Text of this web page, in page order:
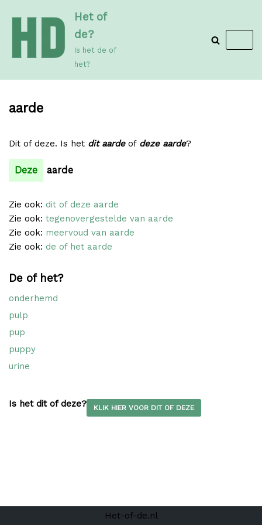
de
inhoud
Het of
de?
Is het de of
het?
aarde
Dit of deze. Is het dit aardeof deze aarde?
Deze aarde
Zie ook: dit of deze aarde
Zie ook: tegenovergestelde van aarde
Zie ook: meervoud van aarde
Zie ook: de of het aarde
De of het?
onderhemd
pulp
pup
puppy
urine
Is het dit of deze? KLIK HIER VOOR DIT OF DEZE
Het-of-de.nl